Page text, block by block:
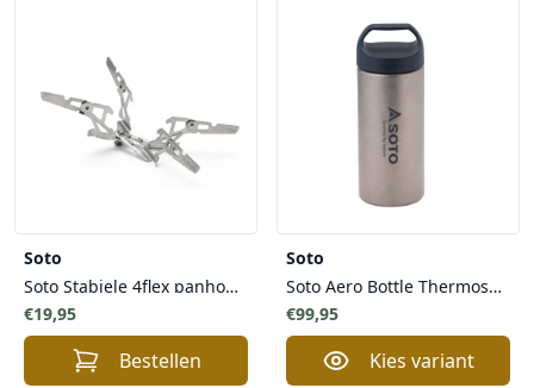
Soto
Soto Stabiele 4flex panhouder voor WindMaster Branders - Licht Robuust Veilig
€19,95
Bestellen
Soto
Soto Aero Bottle Thermosfles Titanium 200ml - Lichtgewicht Duurzaam Dubbelwandig Vacuüm geïsoleerd
€99,95
Kies variant